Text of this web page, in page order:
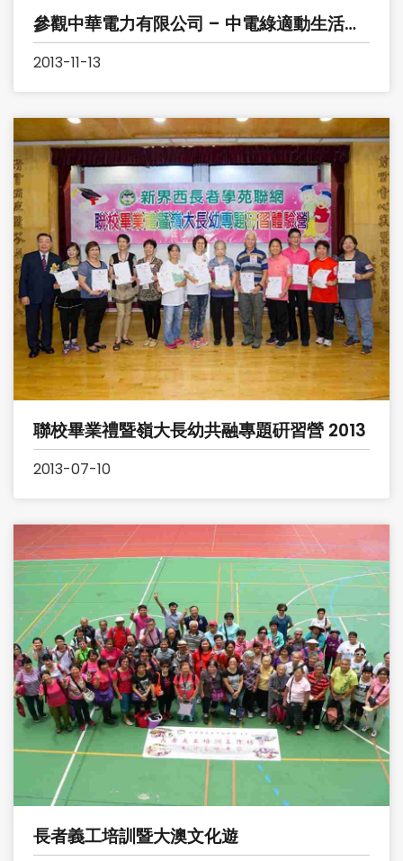
參觀中華電力有限公司 – 中電綠適動生活之
旅
2013-11-13
聯校畢業禮暨嶺大長幼共融專題硏習營 2013
2013-07-10
長者義工培訓暨大澳文化遊